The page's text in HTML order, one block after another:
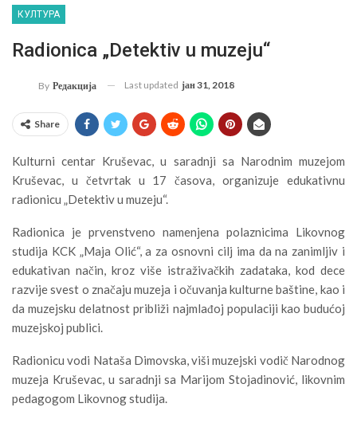
КУЛТУРА
Radionica „Detektiv u muzeju“
By Редакција Last updated јан 31, 2018
Share
Kulturni centar Kruševac, u saradnji sa Narodnim muzejom
Kruševac, u četvrtak u 17 časova, organizuje edukativnu
radionicu „Detektiv u muzeju“.
Radionica je prvenstveno namenjena polaznicima Likovnog
studija KCK „Maja Olić“, a za osnovni cilj ima da na zanimljiv i
edukativan način, kroz više istraživačkih zadataka, kod dece
razvije svest o značaju muzeja i očuvanja kulturne baštine, kao i
da muzejsku delatnost približi najmlađoj populaciji kao budućoj
muzejskoj publici.
Radionicu vodi Nataša Dimovska, viši muzejski vodič Narodnog
muzeja Kruševac, u saradnji sa Marijom Stojadinović, likovnim
pedagogom Likovnog studija.